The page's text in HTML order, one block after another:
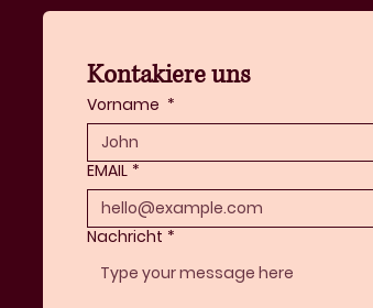
Kontakiere uns
Vorname *
EMAIL *
Nachricht *